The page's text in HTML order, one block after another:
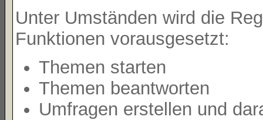
Unter Umständen wird die
Funktionen vorausgesetzt:
Themen starten
Themen beantworten
Umfragen erstellen und